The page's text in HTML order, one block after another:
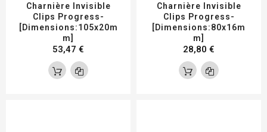
Charnière Invisible
Clips Progress-
[Dimensions:105x20m
M]
53,47 €
Charnière Invisible
Clips Progress-
[Dimensions:80x16m
M]
28,80 €